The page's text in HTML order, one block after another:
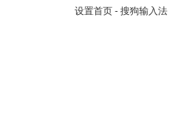
设置首页 - 搜狗输入法